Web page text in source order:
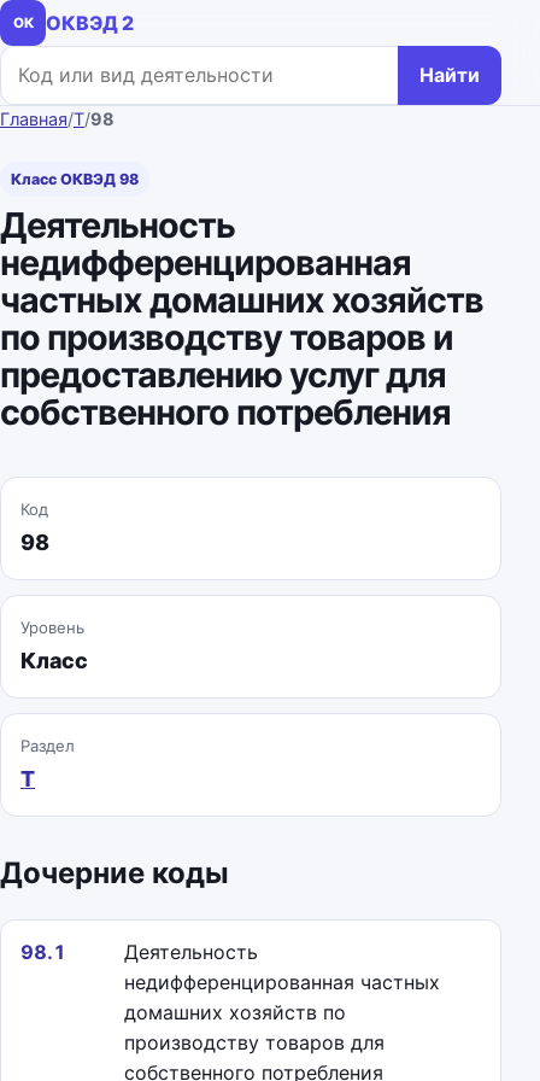
ОК
ОКВЭД 2
Поиск по коду или названию
Найти
Главная/T/98
Класс ОКВЭД 98
Деятельность
недифференцированная
частных домашних хозяйств
по производству товаров и
предоставлению услуг для
собственного потребления
Код
98
Уровень
Класс
Раздел
T
Дочерние коды
98.1
Деятельность
недифференцированная частных
домашних хозяйств по
производству товаров для
собственного потребления